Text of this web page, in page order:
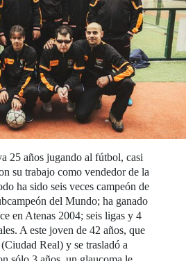
25 años jugando al fútbol, casi
su trabajo como vendedor de la
ha sido seis veces campeón de
del Mundo; ha ganado
en Atenas 2004; seis ligas y 4
A este joven de 42 años, que
Real) y se trasladó a